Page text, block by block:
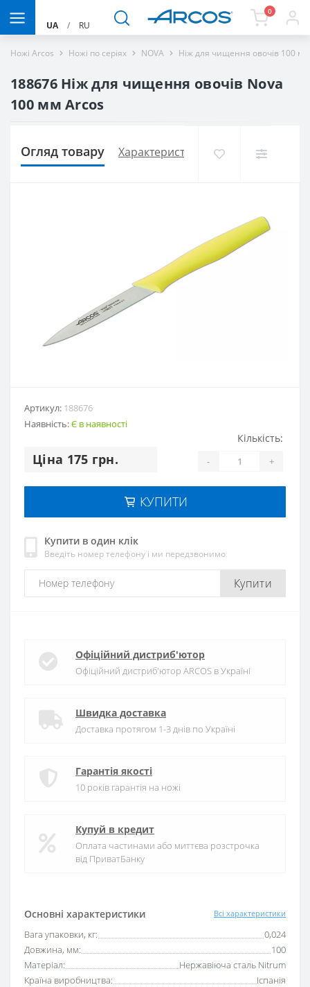
UA / RU
0
Ножі Arcos Ножі по серіях NOVA Ніж для чищення овочів 100
188676 Ніж для чищення овочів Nova
100 мм Arcos
Огляд товару Характеристики Доставка і
Артикул: 188676
Наявність:Є в наявності
Цiна 175 грн.
Кількість:
- +
КУПИТИ
Купити в один клік
Введіть номер телефону і ми передзвонимо
Купити
Основні характеристики Всі характеристики
Вага упаковки, кг:
0,024
Довжина, мм:
100
Матеріал:
Нержавіюча сталь Nitrum
Країна виробництва:
Іспанія
Офіційний дистриб'ютор
Офіційний дистриб'ютор ARCOS в Україні
Швидка доставка
Доставка протягом 1-3 днів по Україні
Гарантія якості
10 років гарантія на ножі
Купуй в кредит
Оплата частинами або миттєва розстрочка
від ПриватБанку